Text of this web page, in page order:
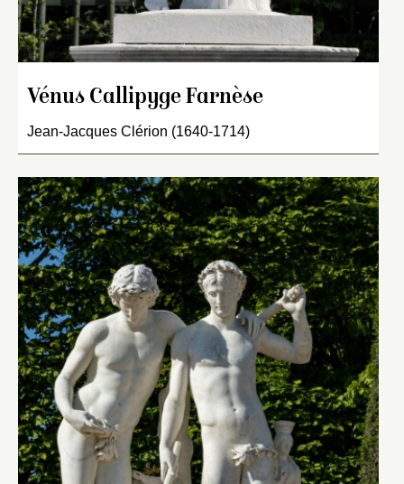
Vénus Callipyge Farnèse
Jean-Jacques Clérion (1640-1714)